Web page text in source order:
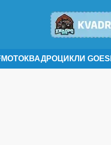
КВАДРОЦИКЛИ GOES